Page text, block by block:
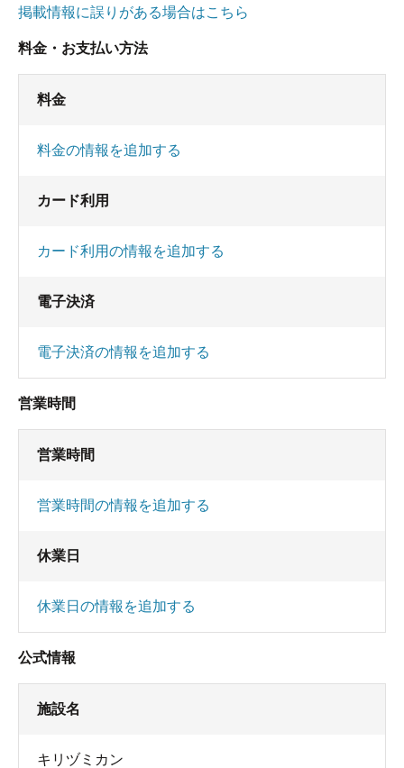
掲載情報に誤りがある場合はこちら
料金・お支払い方法
料金
料金の情報を追加する
カード利用
カード利用の情報を追加する
電子決済
電子決済の情報を追加する
営業時間
営業時間
営業時間の情報を追加する
休業日
休業日の情報を追加する
公式情報
施設名
キリヅミカン